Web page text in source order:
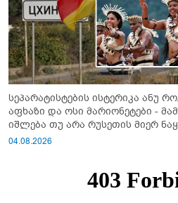
სეპარატისტების ისტერიკა ანუ
აფხაზი და ოსი მარიონეტები -
იშლება თუ არა რუსეთის მიერ
სისტემა?!
04.08.2026